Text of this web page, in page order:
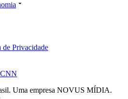
Privacidade
Uma empresa NOVUS MÍDIA.